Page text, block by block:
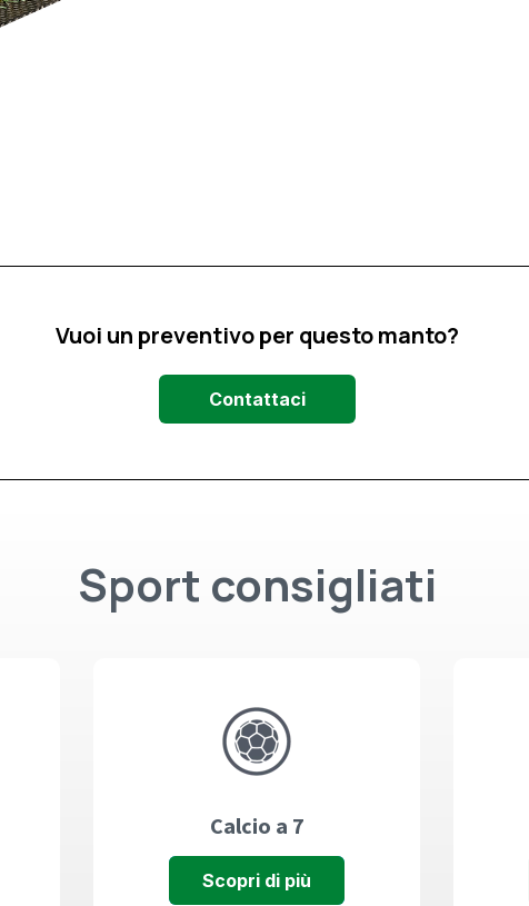
Vuoi un preventivo per questo manto?
Contattaci
Sport consigliati
Calcio a 7
Scopri di più